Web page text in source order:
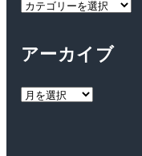
カ
リ
アーカイブ
ア